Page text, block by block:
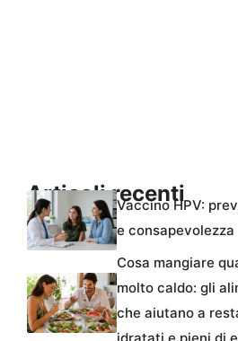
Articoli recenti
Vaccino HPV:
e consapevolezza
Cosa mangiare
molto caldo: gli
che aiutano a